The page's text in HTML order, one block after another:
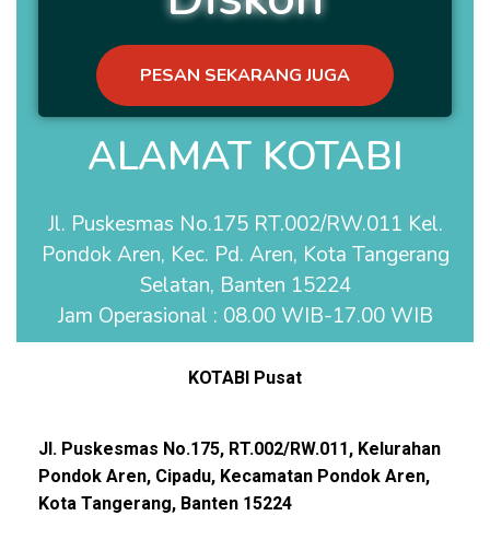
PESAN SEKARANG JUGA
ALAMAT KOTABI
Jl. Puskesmas No.175 RT.002/RW.011 Kel.
Pondok Aren, Kec. Pd. Aren, Kota Tangerang
Selatan, Banten 15224
Jam Operasional : 08.00 WIB-17.00 WIB
KOTABI Pusat
Jl. Puskesmas No.175, RT.002/RW.011, Kelurahan
Pondok Aren, Cipadu, Kecamatan Pondok Aren,
Kota Tangerang, Banten 15224